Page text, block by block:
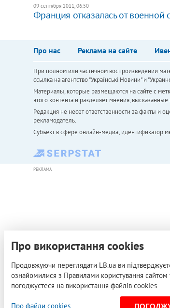
09 сентября 2011, 06:50
Франция отказалась от
Про нас Реклама на сайте
При полном или частичном воспроизведении
ссылка на агентство "Українськi Новини" и
Материалы, которые размещаются на сайте с
этого контента и разделяет мнения, высказанные
Редакция не несет ответственности за факты и
рекламодатель.
Субъект в сфере онлайн-медиа; идентификатор
РЕКЛАМА
Про використання cookies
Продовжуючи переглядати LB.ua ви
ознайомилися з Правилами користування сайтом
погоджуєтеся на використання файлів cookies
Про файли cookies